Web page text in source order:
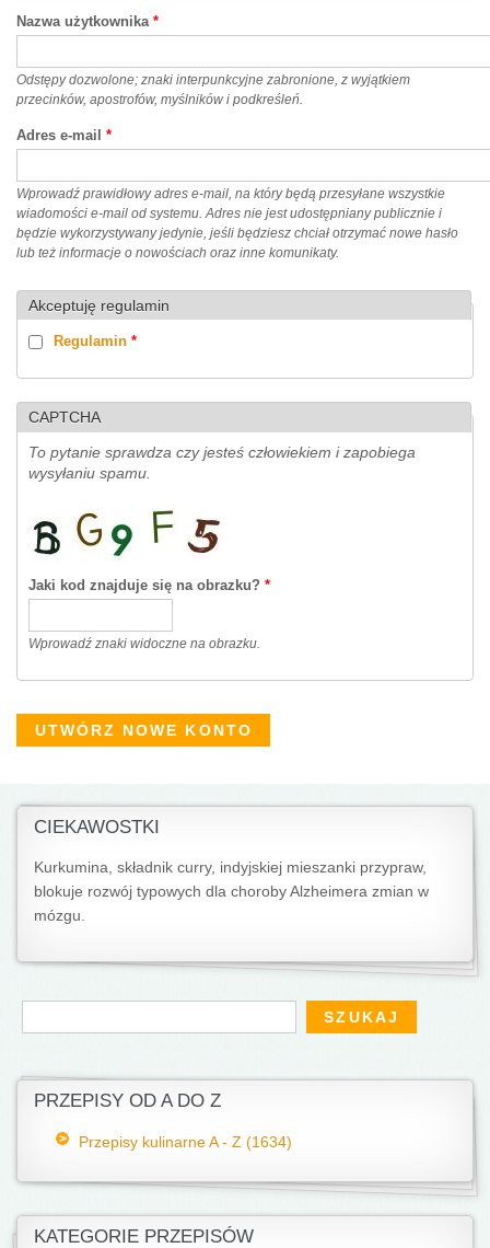
Nazwa użytkownika *
Odstępy dozwolone; znaki interpunkcyjne zabronione, z wyjątkiem
przecinków, apostrofów, myślników i podkreśleń.
Adres e-mail *
Wprowadź prawidłowy adres e-mail, na który będą przesyłane wszystkie
wiadomości e-mail od systemu. Adres nie jest udostępniany publicznie i
będzie wykorzystywany jedynie, jeśli będziesz chciał otrzymać nowe hasło
lub też informacje o nowościach oraz inne komunikaty.
Akceptuję regulamin
Regulamin *
CAPTCHA
To pytanie sprawdza czy jesteś człowiekiem i zapobiega
wysyłaniu spamu.
Jaki kod znajduje się na obrazku? *
Wprowadź znaki widoczne na obrazku.
CIEKAWOSTKI
Kurkumina, składnik curry, indyjskiej mieszanki przypraw,
blokuje rozwój typowych dla choroby Alzheimera zmian w
mózgu.
Formularz wyszukiwania
Szukaj
PRZEPISY OD A DO Z
Przepisy kulinarne A - Z (1634)
KATEGORIE PRZEPISÓW